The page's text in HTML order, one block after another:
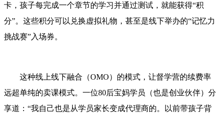
卡，孩子每完成一个章节的学习并通过测试，就能获得“积
分”。这些积分可以兑换虚拟礼物，甚至是线下举办的“记忆力
挑战赛”入场券。
这种线上线下融合（OMO）的模式，让督学营的续费率
远超单纯的卖课模式。一位80后宝妈学员（也是创业伙伴）分
享道：“我自己也是从学员家长变成代理商的。以前带孩子背